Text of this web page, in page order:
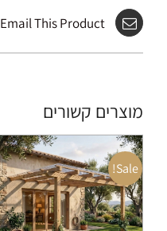
Email This Product
מוצרים קשורים
Sale!